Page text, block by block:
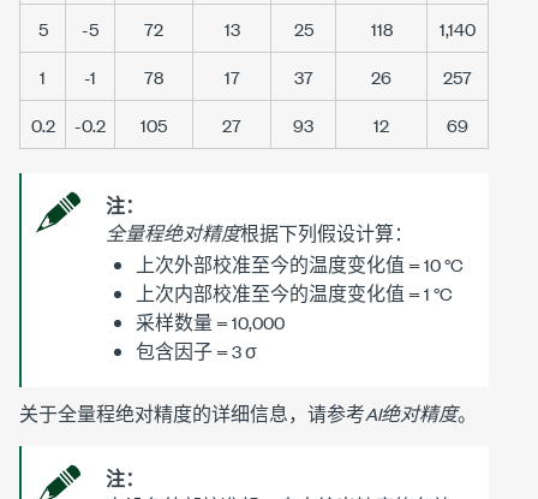
5
-5 72 13 25 118
1,140
1
-1 78 17 37 26
257
0.2
-0.2 105 27 93 12 69
注：
全量程绝对精度根据下列假设计算：
上次外部校准至今的温度变化值 =10 °C
上次内部校准至今的温度变化值 =1 °C
采样数量 = 10,000
包含因子 =3 σ
关于全量程绝对精度的详细信息，请参考AI绝对精度。
注：